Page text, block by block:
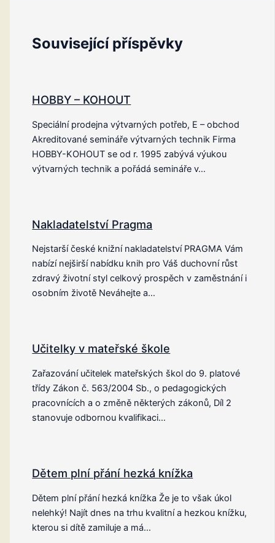
Související příspěvky
HOBBY – KOHOUT
Speciální prodejna výtvarných potřeb, E – obchod
Akreditované semináře výtvarných technik Firma
HOBBY-KOHOUT se od r. 1995 zabývá výukou
výtvarných technik a pořádá semináře v…
Nakladatelství Pragma
Nejstarší české knižní nakladatelství PRAGMA Vám
nabízí nejširší nabídku knih pro Váš duchovní růst
zdravý životní styl celkový prospěch v zaměstnání i
osobním životě Neváhejte a…
Učitelky v mateřské škole
Zařazování učitelek mateřských škol do 9. platové
třídy Zákon č. 563/2004 Sb., o pedagogických
pracovnících a o změně některých zákonů, Díl 2
stanovuje odbornou kvalifikaci…
Dětem plní přání hezká knížka
Dětem plní přání hezká knížka Že je to však úkol
nelehký! Najít dnes na trhu kvalitní a hezkou knížku,
kterou si dítě zamiluje a má…